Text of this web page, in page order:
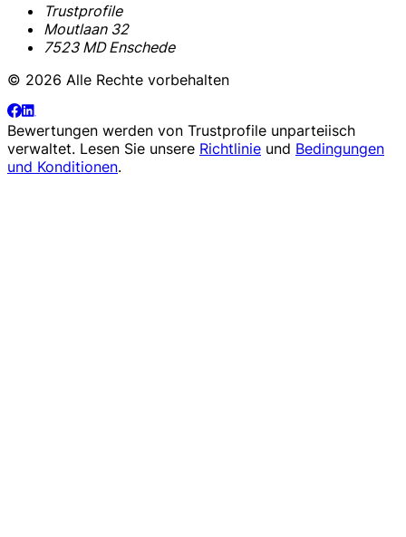
Trustprofile
Moutlaan 32
7523 MD Enschede
© 2026 Alle Rechte vorbehalten
Bewertungen werden von Trustprofile unparteiisch
verwaltet. Lesen Sie unsere Richtlinie und Bedingungen
und Konditionen.